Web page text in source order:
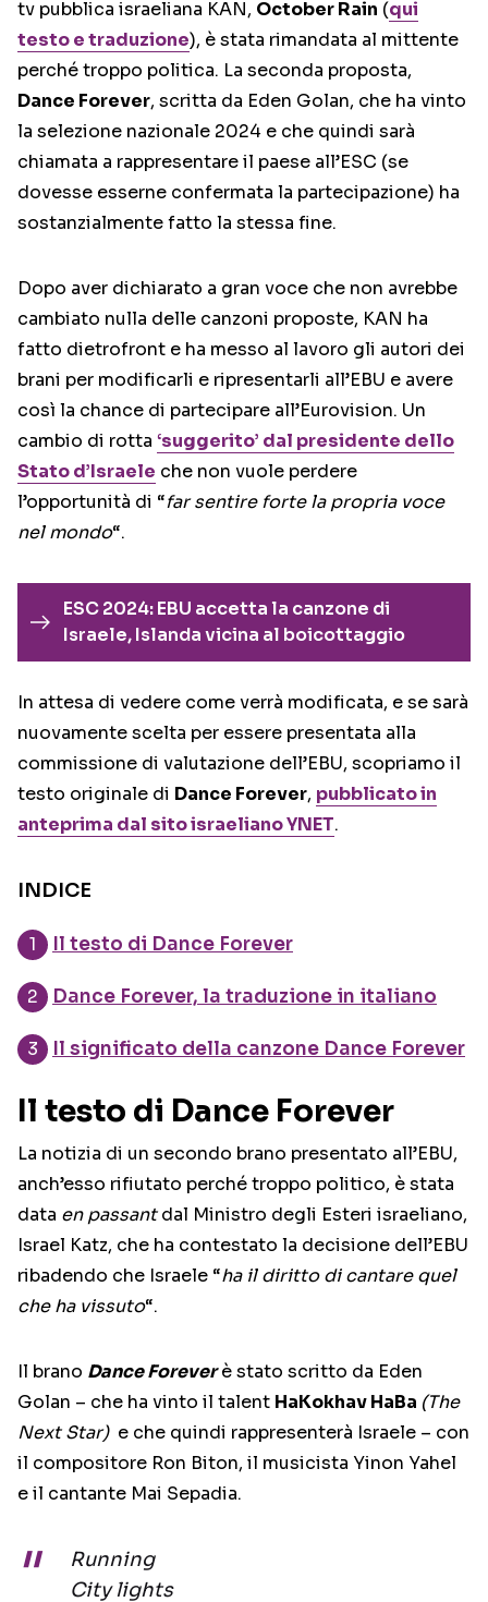
tv pubblica israeliana KAN, October Rain (qui
testo e traduzione), è stata rimandata al mittente
perché troppo politica. La seconda proposta,
Dance Forever, scritta da Eden Golan, che ha vinto
la selezione nazionale 2024 e che quindi sarà
chiamata a rappresentare il paese all’ESC (se
dovesse esserne confermata la partecipazione) ha
sostanzialmente fatto la stessa fine.
Dopo aver dichiarato a gran voce che non avrebbe
cambiato nulla delle canzoni proposte, KAN ha
fatto dietrofront e ha messo al lavoro gli autori dei
brani per modificarli e ripresentarli all’EBU e avere
così la chance di partecipare all’Eurovision. Un
cambio di rotta ‘suggerito’ dal presidente dello
Stato d’Israele che non vuole perdere
l’opportunità di “far sentire forte la propria voce
nel mondo“.
ESC 2024: EBU accetta la canzone di
Israele, Islanda vicina al boicottaggio
In attesa di vedere come verrà modificata, e se sarà
nuovamente scelta per essere presentata alla
commissione di valutazione dell’EBU, scopriamo il
testo originale di Dance Forever, pubblicato in
anteprima dal sito israeliano YNET.
INDICE
Il testo di Dance Forever
Dance Forever, la traduzione in italiano
Il significato della canzone Dance Forever
Il testo di Dance Forever
La notizia di un secondo brano presentato all’EBU,
anch’esso rifiutato perché troppo politico, è stata
data en passantdal Ministro degli Esteri israeliano,
Israel Katz, che ha contestato la decisione dell’EBU
ribadendo che Israele “ha il diritto di cantare quel
che ha vissuto“.
Il brano Dance Foreverè stato scritto da Eden
Golan – che ha vinto il talent HaKokhav HaBa (The
Next Star) e che quindi rappresenterà Israele – con
il compositore Ron Biton, il musicista Yinon Yahel
e il cantante Mai Sepadia.
Running
City lights